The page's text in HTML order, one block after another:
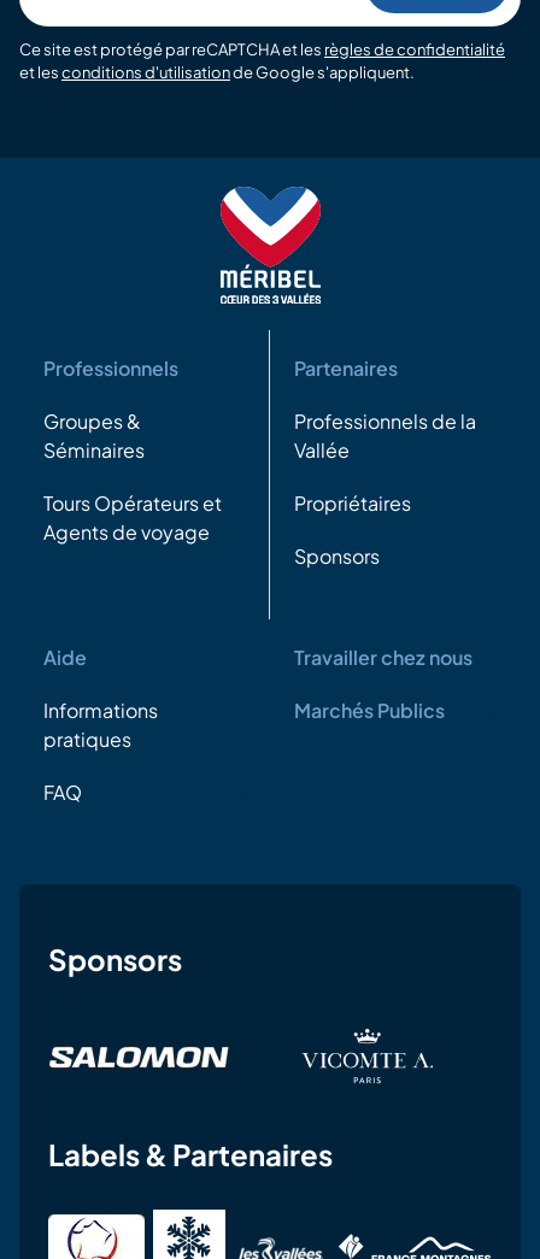
Ce site est protégé par reCAPTCHA et les règles de confidentialité
et lesconditions d'utilisationde Google s'appliquent.
Professionnels
Groupes &
Séminaires
Tours Opérateurs et
Agents de voyage
Partenaires
Professionnels de la
Vallée
Propriétaires
Sponsors
Aide
Informations
pratiques
FAQ
Travailler chez nous
Marchés Publics
Sponsors
Labels & Partenaires